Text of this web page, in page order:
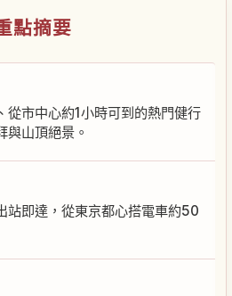
點摘要
市中心約1小時可到的熱門健行
與山頂絕景。
站即達，從東京都心搭電車約50